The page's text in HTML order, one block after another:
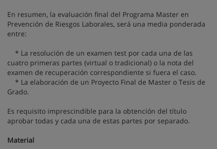
En resumen, la evaluación final del Programa Master en
Prevención de Riesgos Laborales, será una media ponderada
entre:
* La resolución de un examen test por cada una de las
cuatro primeras partes (virtual o tradicional) o la nota del
examen de recuperación correspondiente si fuera el caso.
* La elaboración de un Proyecto Final de Master o Tesis de
Grado.
Es requisito imprescindible para la obtención del título
aprobar todas y cada una de estas partes por separado.
Material